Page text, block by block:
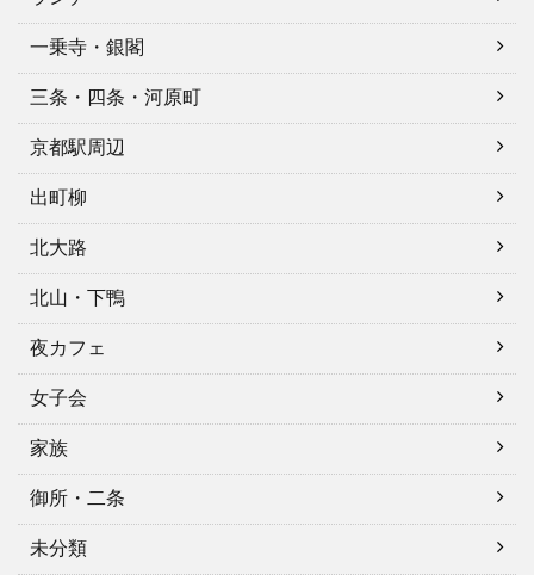
一乗寺・銀閣
三条・四条・河原町
京都駅周辺
出町柳
北大路
北山・下鴨
夜カフェ
女子会
家族
御所・二条
未分類